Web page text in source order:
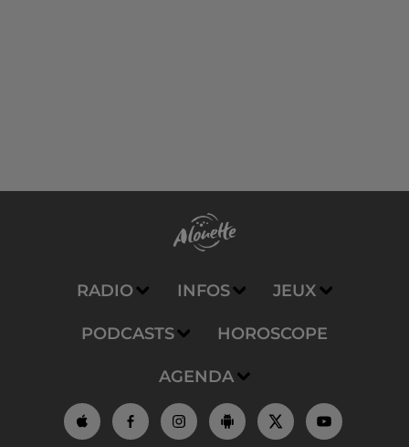
RADIO INFOS JEUX
PODCASTS HOROSCOPE
AGENDA